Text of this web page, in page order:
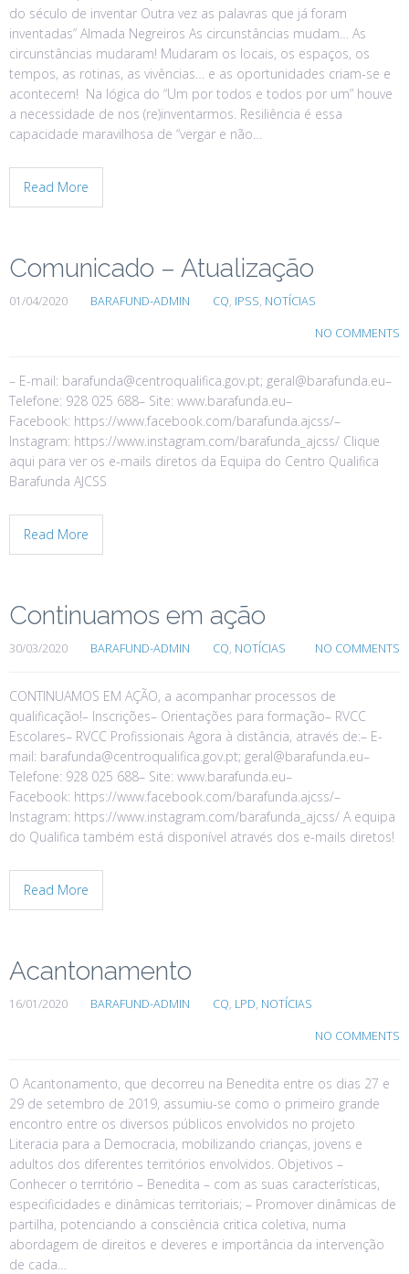
do século de inventar Outra vez as palavras que já foram
inventadas” Almada Negreiros As circunstâncias mudam… As
circunstâncias mudaram! Mudaram os locais, os espaços, os
tempos, as rotinas, as vivências… e as oportunidades criam-se e
acontecem! Na lógica do “Um por todos e todos por um” houve
a necessidade de nos (re)inventarmos. Resiliência é essa
capacidade maravilhosa de “vergar e não…
Read More
Comunicado – Atualização
01/04/2020 BARAFUND-ADMIN CQ, IPSS, NOTÍCIAS
NO COMMENTS
– E-mail: barafunda@centroqualifica.gov.pt; geral@barafunda.eu–
Telefone: 928 025 688– Site: www.barafunda.eu–
Facebook: https://www.facebook.com/barafunda.ajcss/–
Instagram: https://www.instagram.com/barafunda_ajcss/ Clique
aqui para ver os e-mails diretos da Equipa do Centro Qualifica
Barafunda AJCSS
Read More
Continuamos em ação
30/03/2020 BARAFUND-ADMIN CQ, NOTÍCIAS NO COMMENTS
CONTINUAMOS EM AÇÃO, a acompanhar processos de
qualificação!– Inscrições– Orientações para formação– RVCC
Escolares– RVCC Profissionais Agora à distância, através de:– E-
mail: barafunda@centroqualifica.gov.pt; geral@barafunda.eu–
Telefone: 928 025 688– Site: www.barafunda.eu–
Facebook: https://www.facebook.com/barafunda.ajcss/–
Instagram: https://www.instagram.com/barafunda_ajcss/ A equipa
do Qualifica também está disponível através dos e-mails diretos!
Read More
Acantonamento
16/01/2020 BARAFUND-ADMIN CQ, LPD, NOTÍCIAS
NO COMMENTS
O Acantonamento, que decorreu na Benedita entre os dias 27 e
29 de setembro de 2019, assumiu-se como o primeiro grande
encontro entre os diversos públicos envolvidos no projeto
Literacia para a Democracia, mobilizando crianças, jovens e
adultos dos diferentes territórios envolvidos. Objetivos –
Conhecer o território – Benedita – com as suas características,
especificidades e dinâmicas territoriais; – Promover dinâmicas de
partilha, potenciando a consciência critica coletiva, numa
abordagem de direitos e deveres e importância da intervenção
de cada…